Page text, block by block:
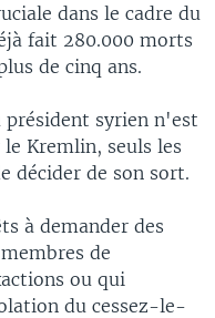
dans le cadre du
fait 280.000 morts
de cinq ans.
président syrien n'est
Kremlin, seuls les
décider de son sort.
à demander des
de
ou qui
du cessez-le-